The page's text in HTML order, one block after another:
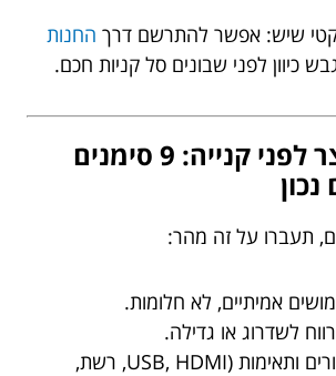
שיש: אפשר להתרשם דרך החנות
כיוון לפני שבונים סל קניות חכם.
צ׳ק ליסט קצר לפני קנייה: 9 סימנים
תעברו על זה מהר:
אמיתיים, לא חלומות.
לשדרוג או גדילה.
בדקתם חיבורים ותאימות (USB, HDMI, רשת,